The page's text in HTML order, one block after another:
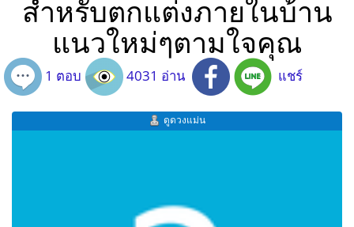
สำหรับตกแต่งภายในบ้าน
แนวใหม่ๆตามใจคุณ
1 ตอบ 4031 อ่าน แชร์
ดูดวงแม่น